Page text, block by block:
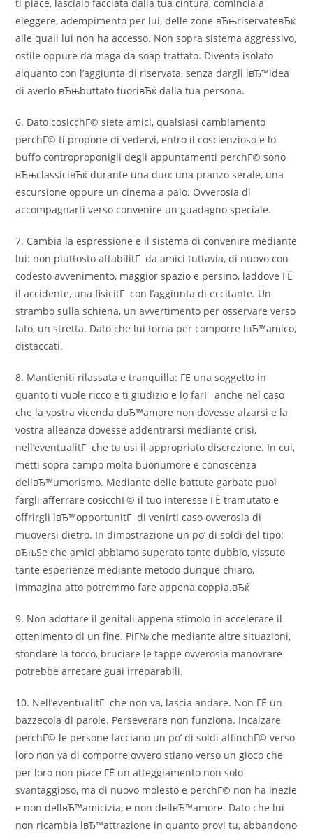
ti piace, lascialo facciata dalla tua cintura, comincia a
eleggere, adempimento per lui, delle zone вЂњriservateвЂќ
alle quali lui non ha accesso. Non sopra sistema aggressivo,
ostile oppure da maga da soap trattato. Diventa isolato
alquanto con l’aggiunta di riservata, senza dargli lвЂ™idea
di averlo вЂњbuttato fuoriвЂќ dalla tua persona.
6. Dato cosicchГ© siete amici, qualsiasi cambiamento
perchГ© ti propone di vedervi, entro il coscienzioso e lo
buffo controproponigli degli appuntamenti perchГ© sono
вЂњclassiciвЂќ durante una duo: una pranzo serale, una
escursione oppure un cinema a paio. Ovverosia di
accompagnarti verso convenire un guadagno speciale.
7. Cambia la espressione e il sistema di convenire mediante
lui: non piuttosto affabilitГ da amici tuttavia, di nuovo con
codesto avvenimento, maggior spazio e persino, laddove ГЁ
il accidente, una fisicitГ con l’aggiunta di eccitante. Un
strambo sulla schiena, un avvertimento per osservare verso
lato, un stretta. Dato che lui torna per comporre lвЂ™amico,
distaccati.
8. Mantieniti rilassata e tranquilla: ГЁ una soggetto in
quanto ti vuole ricco e ti giudizio e lo farГ anche nel caso
che la vostra vicenda dвЂ™amore non dovesse alzarsi e la
vostra alleanza dovesse addentrarsi mediante crisi,
nell’eventualitГ che tu usi il appropriato discrezione. In cui,
metti sopra campo molta buonumore e conoscenza
dellвЂ™umorismo. Mediante delle battute garbate puoi
fargli afferrare cosicchГ© il tuo interesse ГЁ tramutato e
offrirgli lвЂ™opportunitГ di venirti caso ovverosia di
muoversi dietro. In dimostrazione un po’ di soldi del tipo:
вЂњSe che amici abbiamo superato tante dubbio, vissuto
tante esperienze mediante metodo dunque chiaro,
immagina atto potremmo fare appena coppia.вЂќ
9. Non adottare il genitali appena stimolo in accelerare il
ottenimento di un fine. PiГ№ che mediante altre situazioni,
sfondare la tocco, bruciare le tappe ovverosia manovrare
potrebbe arrecare guai irreparabili.
10. Nell’eventualitГ che non va, lascia andare. Non ГЁ un
bazzecola di parole. Perseverare non funziona. Incalzare
perchГ© le persone facciano un po’ di soldi affinchГ© verso
loro non va di comporre ovvero stiano verso un gioco che
per loro non piace ГЁ un atteggiamento non solo
svantaggioso, ma di nuovo molesto e perchГ© non ha inezie
e non dellвЂ™amicizia, e non dellвЂ™amore. Dato che lui
non ricambia lвЂ™attrazione in quanto provi tu, abbandono